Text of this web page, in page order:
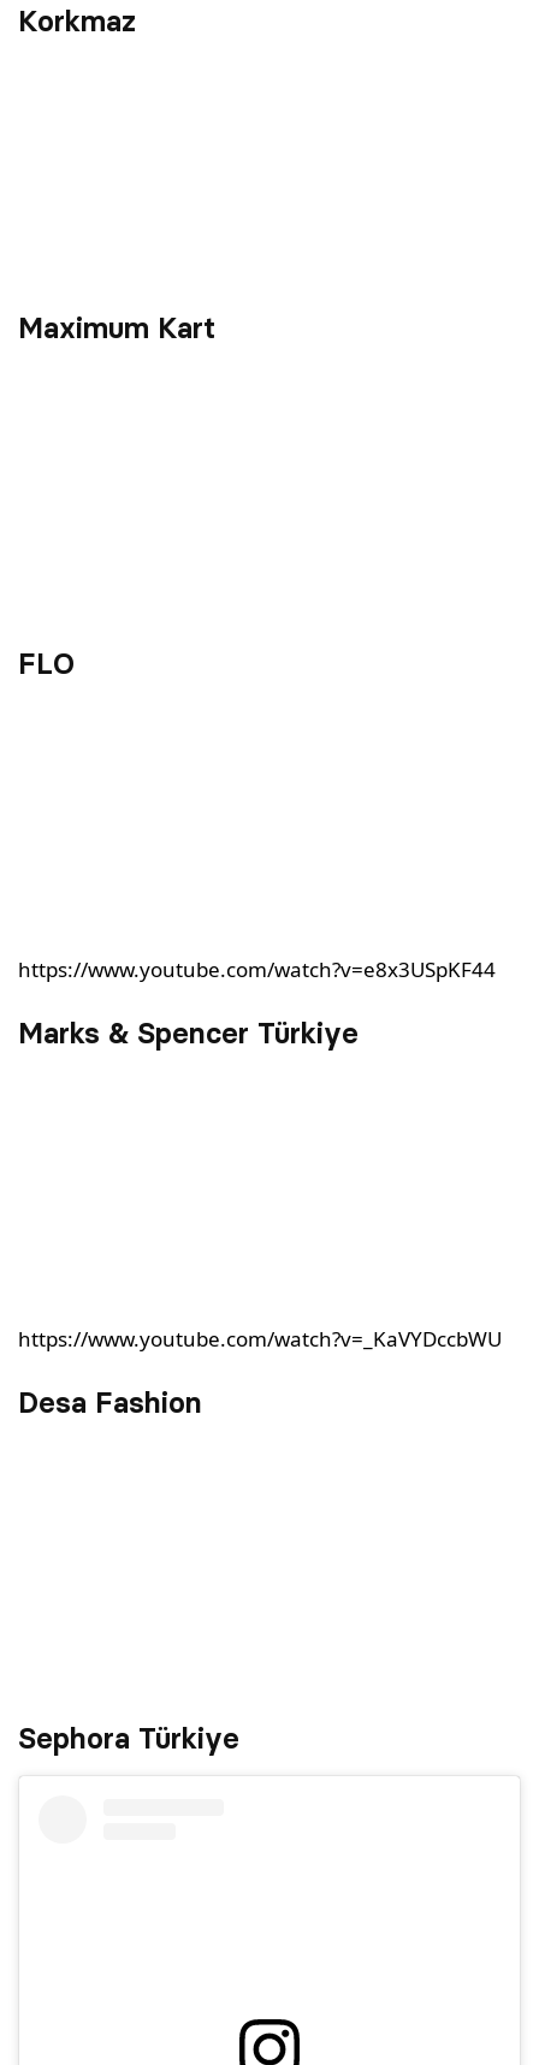
Korkmaz
Maximum Kart
FLO
https://www.youtube.com/watch?v=e8x3USpKF44
Marks & Spencer Türkiye
https://www.youtube.com/watch?v=_KaVYDccbWU
Desa Fashion
Sephora Türkiye